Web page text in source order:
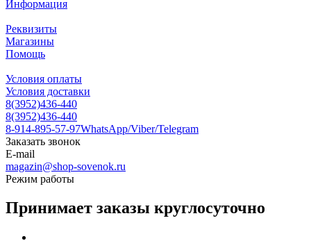
Информация
Реквизиты
Магазины
Помощь
Условия оплаты
Условия доставки
8(3952)436-440
8(3952)436-440
8-914-895-57-97WhatsApp/Viber/Telegram
Заказать звонок
E-mail
magazin@shop-sovenok.ru
Режим работы
Принимает заказы круглосуточно